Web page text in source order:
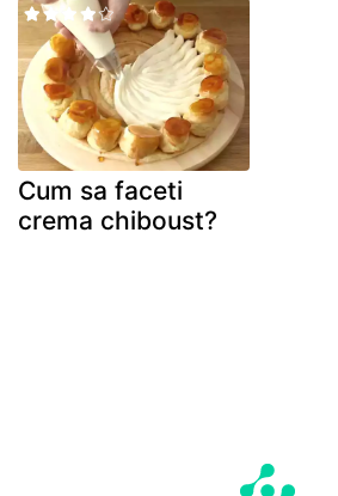
Cum sa faceti
crema chiboust?